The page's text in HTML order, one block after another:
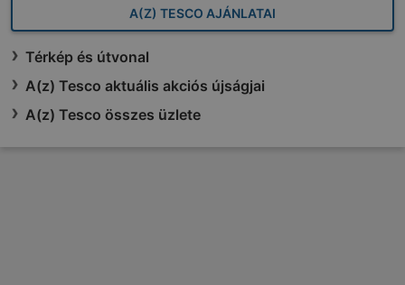
A(Z) TESCO AJÁNLATAI
Térkép és útvonal
A(z) Tesco aktuális akciós újságjai
A(z) Tesco összes üzlete